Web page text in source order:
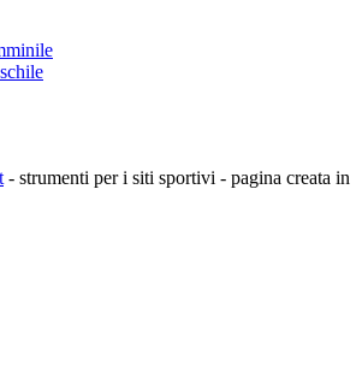
- strumenti per i siti sportivi - pagina creata in